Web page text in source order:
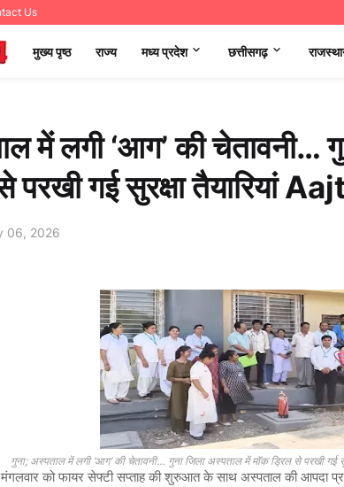
Us
मुख्य पृष्ठ राज्य मध्‍य प्रदेश छत्तीसगढ़
में लगी ‘आग’ की चेतावनी…
परखी गई सुरक्षा तैयारियां
06, 2026
गुना; अस्पताल में लगी ‘आग’ की चेतावनी… गुना जिला अस्पताल में मॉक ड्रिल से परखी गई
मंगलवार को फायर सेफ्टी सप्ताह की शुरुआत के साथ अस्पताल की आपदा